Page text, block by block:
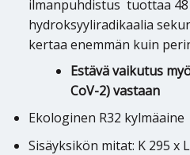
ilmanpuhdistus tuottaa
hydroksyyliradikaalia
kertaa enemmän kuin
Estävä vaikutus
CoV-2) vastaan
Ekologinen R32 kylmäaine
Sisäyksikön mitat: K 295 x